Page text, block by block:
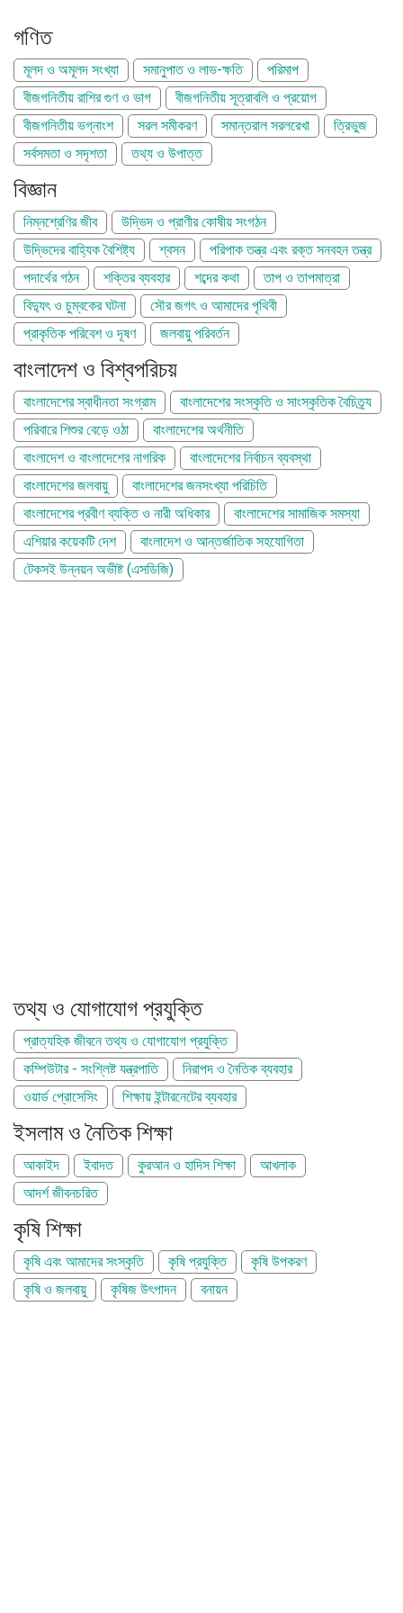
গণিত
মূলদ ও অমূলদ সংখ্যা সমানুপাত ও লাভ-ক্ষতি
পরিমাপ
বীজগনিতীয় রাশির গুণ ও ভাগ
বীজগনিতীয় সূত্রাবলি ও প্রয়োগ
বীজগনিতীয় ভগ্নাংশ
সরল সমীকরণ সমান্তরাল সরলরেখা
ত্রিভুজ
সর্বসমতা ও সদৃশতা
তথ্য ও উপাত্ত
বিজ্ঞান
নিম্নশ্রেণির জীব
উদ্ভিদ ও প্রাণীর কোষীয় সংগঠন
উদ্ভিদের বাহ্যিক বৈশিষ্ট্য
শ্বসন
পরিপাক তন্ত্র এবং রক্ত সনবহন তন্ত্র
পদার্থের গঠন
শক্তির ব্যবহার শব্দের কথা
তাপ ও তাপমাত্রা
বিদ্যুৎ ও চুম্বকের ঘটনা
সৌর জগৎ ও আমাদের পৃথিবী
প্রাকৃতিক পরিবেশ ও দূষণ
জলবায়ু পরিবর্তন
বাংলাদেশ ও বিশ্বপরিচয়
বাংলাদেশের স্বাধীনতা সংগ্রাম
বাংলাদেশের সংস্কৃতি ও সাংস্কৃতিক বৈচিত্র্য
পরিবারে শিশুর বেড়ে ওঠা
বাংলাদেশের অর্থনীতি
বাংলাদেশ ও বাংলাদেশের নাগরিক
বাংলাদেশের নির্বাচন ব্যবস্থা
বাংলাদেশের জলবায়ু
বাংলাদেশের জনসংখ্যা পরিচিতি
বাংলাদেশের প্রবীণ ব্যক্তি ও নারী অধিকার
বাংলাদেশের সামাজিক সমস্যা
এশিয়ার কয়েকটি দেশ
বাংলাদেশ ও আন্তর্জাতিক সহযোগিতা
টেকসই উন্নয়ন অভীষ্ট (এসডিজি)
তথ্য ও যোগাযোগ প্রযুক্তি
প্রাত্যহিক জীবনে তথ্য ও যোগাযোগ প্রযুক্তি
কম্পিউটার - সংশ্লিষ্ট যন্ত্রপাতি
নিরাপদ ও নৈতিক ব্যবহার
ওয়ার্ড প্রোসেসিং
শিক্ষায় ইন্টারনেটের ব্যবহার
ইসলাম ও নৈতিক শিক্ষা
আকাইদ ইবাদত কুরআন ও হাদিস শিক্ষা
আখলাক
আদর্শ জীবনচরিত
কৃষি শিক্ষা
কৃষি এবং আমাদের সংস্কৃতি কৃষি প্রযুক্তি
কৃষি উপকরণ
কৃষি ও জলবায়ু
কৃষিজ উৎপাদন বনায়ন